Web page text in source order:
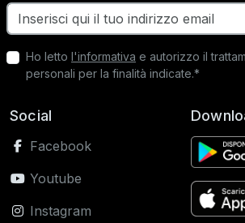
Ho letto l'informativa e autorizzo il
personali per la finalità indicate.*
Social
Facebook
Youtube
Instagram